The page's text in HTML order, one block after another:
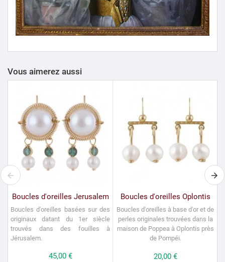
Vous aimerez aussi
Boucles d'oreilles Jerusalem
Boucles d'oreilles basées sur des
originaux datant du 1er siècle
trouvés dans des fouilles à
Jérusalem.
Prix
45,00 €
Boucles d'oreilles Oplontis
Boucles d'oreilles à base d'or et de
perles originales trouvées dans la
maison de Poppea à Oplontis près
de Pompéi.
Prix
20,00 €